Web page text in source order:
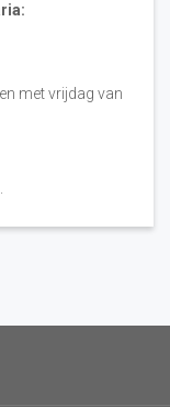
met vrijdag van